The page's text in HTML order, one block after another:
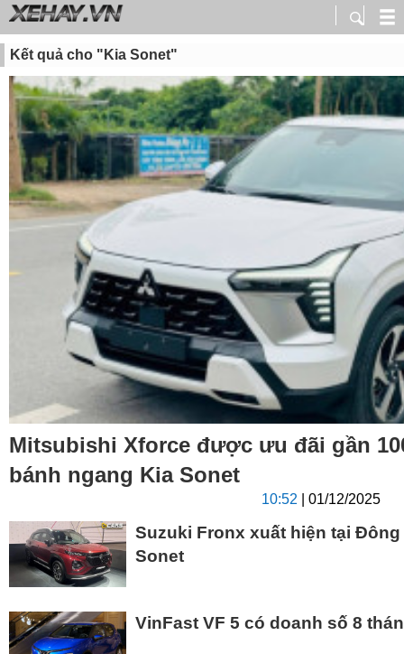
Kết quả cho "Kia Sonet"
Mitsubishi Xforce được ưu đãi gần
bánh ngang Kia Sonet
10:52 | 01/12/2025
Suzuki Fronx xuất hiện tại
Sonet
VinFast VF 5 có doanh số 8